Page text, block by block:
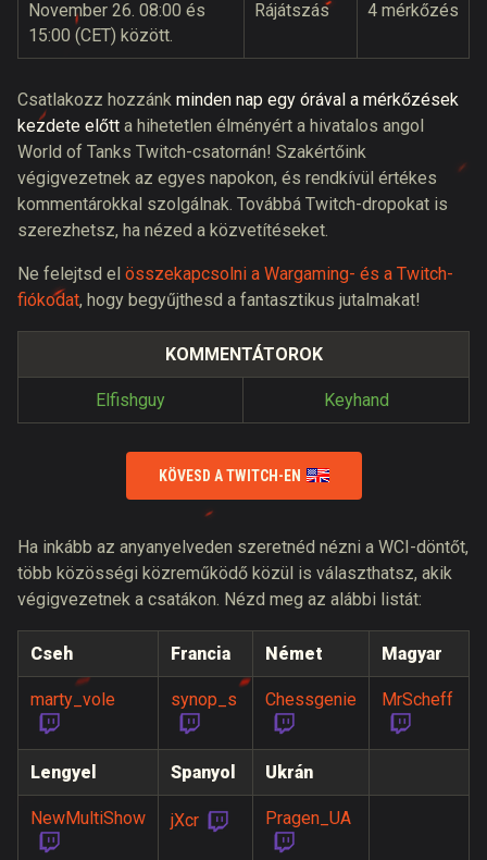
November 26. 08:00 és
15:00 (CET) között.
Rájátszás 4 mérkőzés
Csatlakozz hozzánk minden nap egy órával a mérkőzések
kezdete előtt a hihetetlen élményért a hivatalos angol
World of Tanks Twitch-csatornán! Szakértőink
végigvezetnek az egyes napokon, és rendkívül értékes
kommentárokkal szolgálnak. Továbbá Twitch-dropokat is
szerezhetsz, ha nézed a közvetítéseket.
Ne felejtsd el összekapcsolni a Wargaming- és a Twitch-
fiókodat, hogy begyűjthesd a fantasztikus jutalmakat!
KOMMENTÁTOROK
Elfishguy Keyhand
KÖVESD A TWITCH-EN
Ha inkább az anyanyelveden szeretnéd nézni a WCI-döntőt,
több közösségi közreműködő közül is választhatsz, akik
végigvezetnek a csatákon. Nézd meg az alábbi listát:
Cseh Francia Német Magyar
marty_vole synop_s Chessgenie MrScheff
Lengyel Spanyol Ukrán
NewMultiShow jXcr Pragen_UA